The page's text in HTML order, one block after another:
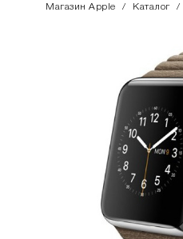
Магазин Apple / Каталог /